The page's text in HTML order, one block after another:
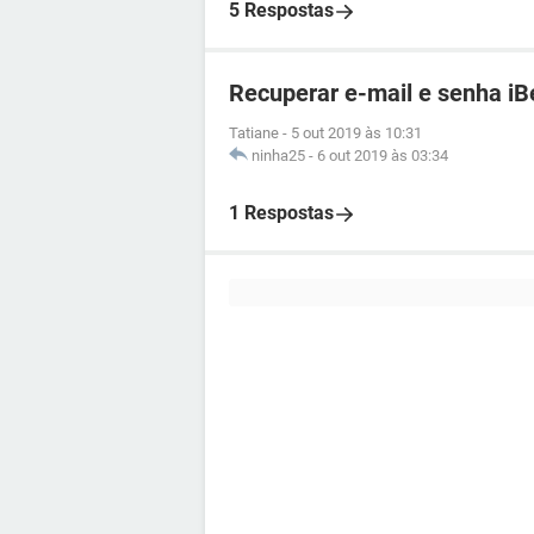
5 Respostas
Recuperar e-mail e senha
Tatiane - 5 out 2019 às 10:31
ninha25 - 6 out 2019 às 03:34
1 Respostas